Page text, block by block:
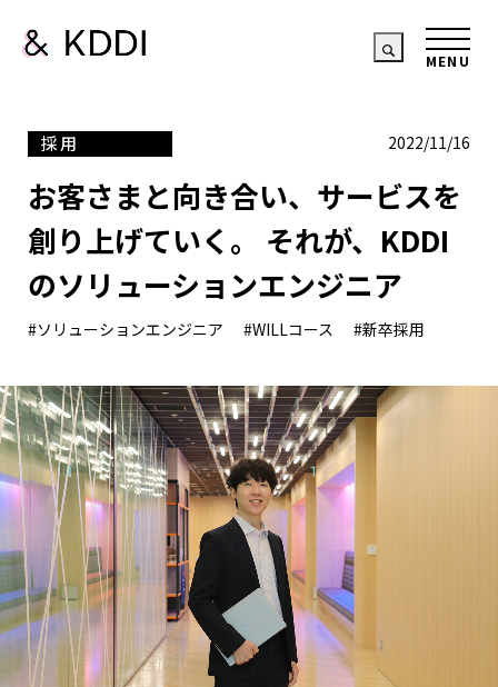
採用 2022/11/16
お客さまと向き合い、サービスを
創り上げていく。 それが、KDDI
のソリューションエンジニア
#ソリューションエンジニア #WILLコース #新卒採用